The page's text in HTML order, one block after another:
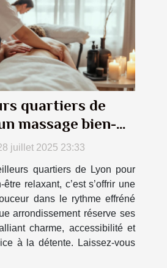
quartiers de
massage bien-
juillet 2025 23:33
quartiers de Lyon pour
relaxant, c’est s’offrir une
dans le rythme effréné
arrondissement réserve ses
charme, accessibilité et
à la détente. Laissez-vous